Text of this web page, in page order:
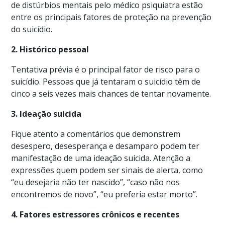
de distúrbios mentais pelo médico psiquiatra estão
entre os principais fatores de proteção na prevenção
do suicídio.
2. Histórico pessoal
Tentativa prévia é o principal fator de risco para o
suicídio. Pessoas que já tentaram o suicídio têm de
cinco a seis vezes mais chances de tentar novamente.
3. Ideação suicida
Fique atento a comentários que demonstrem
desespero, desesperança e desamparo podem ter
manifestação de uma ideação suicida. Atenção a
expressões quem podem ser sinais de alerta, como
“eu desejaria não ter nascido”, “caso não nos
encontremos de novo”, “eu preferia estar morto”.
4. Fatores estressores crônicos e recentes